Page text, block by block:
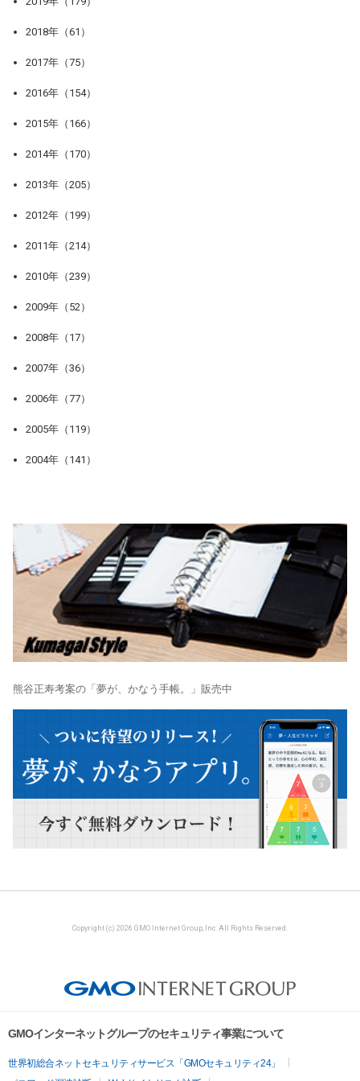
2018年（61）
2017年（75）
2016年（154）
2015年（166）
2014年（170）
2013年（205）
2012年（199）
2011年（214）
2010年（239）
2009年（52）
2008年（17）
2007年（36）
2006年（77）
2005年（119）
2004年（141）
熊谷正寿考案の「夢が、かなう手帳。」販売中
Copyright (c) 2026 GMO Internet Group, Inc. All Rights Reserved.
GMOインターネットグループのセキュリティ事業について
世界初総合ネットセキュリティサービス「GMOセキュリティ24」